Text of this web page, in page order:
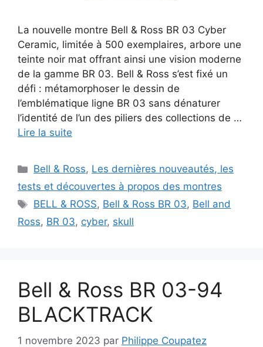
La nouvelle montre Bell & Ross BR 03 Cyber
Ceramic, limitée à 500 exemplaires, arbore une
teinte noir mat offrant ainsi une vision moderne
de la gamme BR 03. Bell & Ross s’est fixé un
défi : métamorphoser le dessin de
l’emblématique ligne BR 03 sans dénaturer
l’identité de l’un des piliers des collections de …
Lire la suite
Catégories
Bell & Ross, Les dernières nouveautés, les
tests et découvertes à propos des montres
Étiquettes
BELL & ROSS, Bell & Ross BR 03, Bell and
Ross, BR 03, cyber, skull
Bell & Ross BR 03-94
BLACKTRACK
1 novembre 2023 par Philippe Coupatez